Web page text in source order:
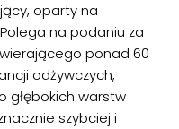
oparty na
na podaniu za
ponad 60
odżywczych,
głębokich warstw
szybciej i